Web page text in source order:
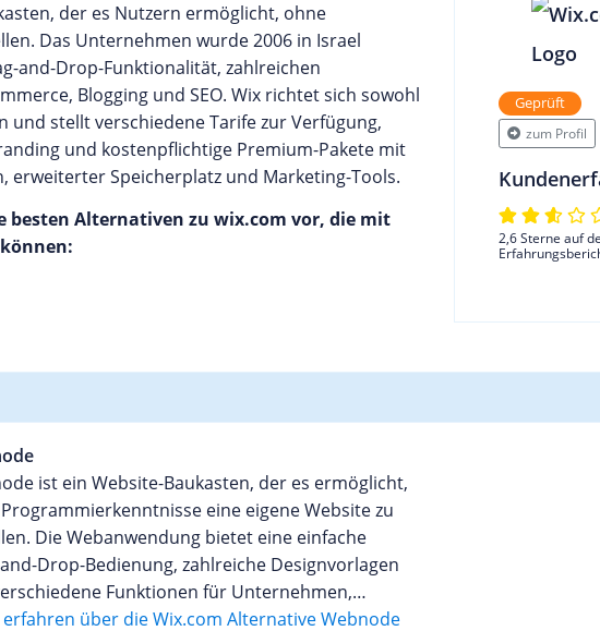
der es Nutzern ermöglicht, ohne
Das Unternehmen wurde 2006 in Israel
and-Drop-Funktionalität, zahlreichen
Blogging und SEO. Wix richtet sich sowohl
und stellt verschiedene Tarife zur Verfügung,
und kostenpflichtige Premium-Pakete mit
erweiterter Speicherplatz und Marketing-Tools.
besten Alternativen zu wix.com vor, die mit
Geprüft
zum Profil
2,6 Sterne auf
ist ein Website-Baukasten, der es ermöglicht,
eine eigene Website zu
Die Webanwendung bietet eine einfache
Drop-Bedienung, zahlreiche Designvorlagen
Funktionen für Unternehmen,
Shops und Blogs. Hinter Webnode steht die
über die Wix.com Alternative Webnode